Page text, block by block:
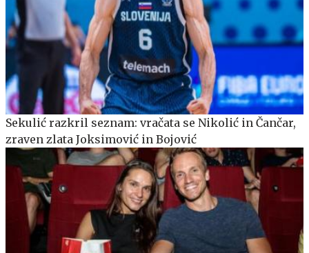
Sekulić razkril seznam: vračata se Nikolić in Čančar,
zraven zlata Joksimović in Bojović